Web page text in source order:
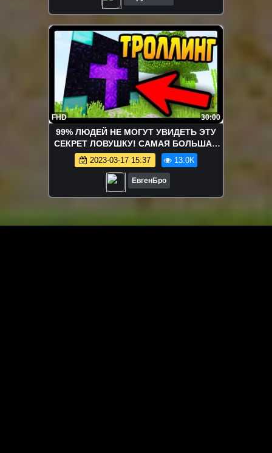
FHD 30:00
99% ЛЮДЕЙ НЕ МОГУТ УВИДЕТЬ ЭТУ
СЕКРЕТ ЛОВУШКУ! САМАЯ БОЛЬШАЯ
ЛОВУШКА ДЛЯ ТРОЛЛИНГА В
МАЙНКРАФТЕ
2023-03-17 15:37 13.0K
ЕвгенБро